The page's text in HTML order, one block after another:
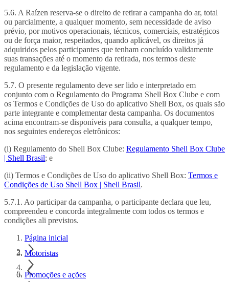
5.6. A Raízen reserva-se o direito de retirar a campanha do ar, total
ou parcialmente, a qualquer momento, sem necessidade de aviso
prévio, por motivos operacionais, técnicos, comerciais, estratégicos
ou de força maior, respeitados, quando aplicável, os direitos já
adquiridos pelos participantes que tenham concluído validamente
suas transações até o momento da retirada, nos termos deste
regulamento e da legislação vigente.
5.7. O presente regulamento deve ser lido e interpretado em
conjunto com o Regulamento do Programa Shell Box Clube e com
os Termos e Condições de Uso do aplicativo Shell Box, os quais são
parte integrante e complementar desta campanha. Os documentos
acima encontram-se disponíveis para consulta, a qualquer tempo,
nos seguintes endereços eletrônicos:
(i) Regulamento do Shell Box Clube: Regulamento Shell Box Clube
| Shell Brasil; e
(ii) Termos e Condições de Uso do aplicativo Shell Box: Termos e
Condições de Uso Shell Box | Shell Brasil.
5.7.1. Ao participar da campanha, o participante declara que leu,
compreendeu e concorda integralmente com todos os termos e
condições ali previstos.
Página inicial
Motoristas
Promoções e ações